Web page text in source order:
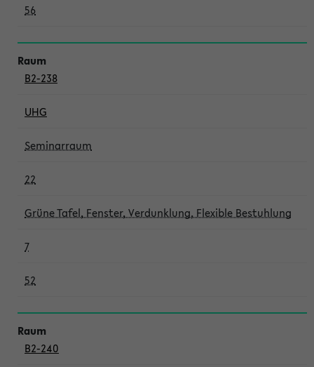
56
B2-238
UHG
Seminarraum
22
Grüne Tafel, Fenster, Verdunklung, Flexible Bestuhlung
7
52
B2-240